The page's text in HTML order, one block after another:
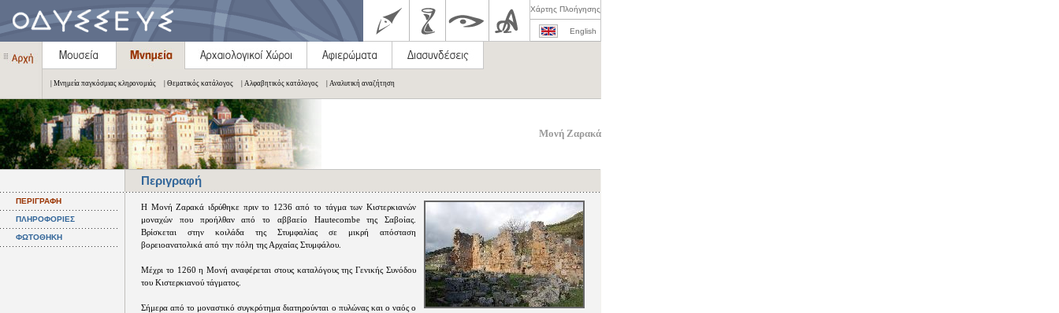
Χάρτης Πλοήγησης
English
| Μνημεία παγκόσμιας κληρονομιάς | Θεματικός κατάλογος | Αλφαβητικός κατάλογος | Αναλυτική αναζήτηση
Μονή Ζαρακά
Περιγραφή
ΠΕΡΙΓΡΑΦΗ
ΠΛΗΡΟΦΟΡΙΕΣ
ΦΩΤΟΘΗΚΗ
Η Μονή Ζαρακά ιδρύθηκε πριν το 1236 από το τάγμα των Κιστερκιανών
μοναχών που προήλθαν από το αββαείο Hautecombe της Σαβοίας.
Βρίσκεται στην κοιλάδα της Στυμφαλίας σε μικρή απόσταση
βορειοανατολικά από την πόλη της Αρχαίας Στυμφάλου.
Μέχρι το 1260 η Μονή αναφέρεται στους καταλόγους της Γενικής Συνόδου
του Κιστερκιανού τάγματος.
Σήμερα από το μοναστικό συγκρότημα διατηρούνται ο πυλώνας και ο ναός ο